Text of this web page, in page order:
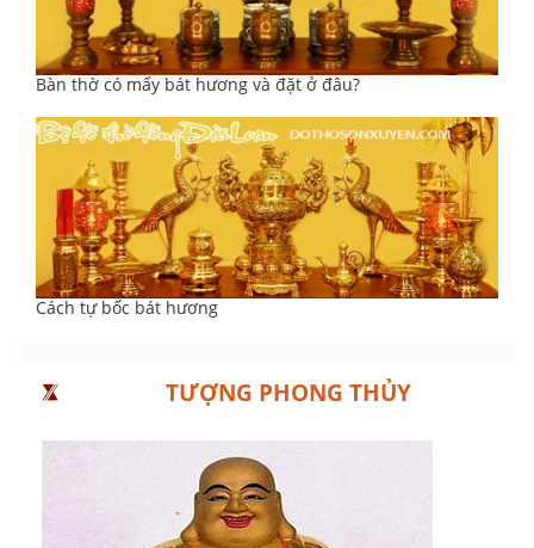
Bàn thờ có mấy bát hương và đặt ở đâu?
Cách tự bốc bát hương
TƯỢNG PHONG THỦY